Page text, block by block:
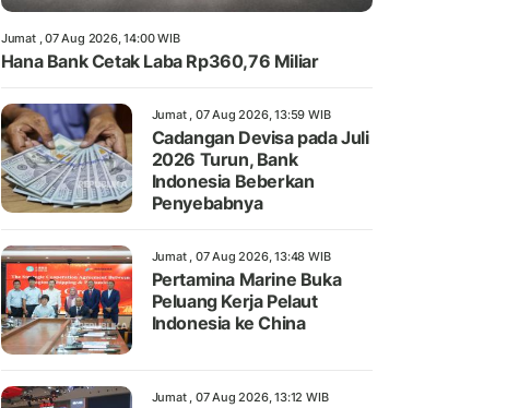
Jumat , 07 Aug 2026, 14:00 WIB
Hana Bank Cetak Laba Rp360,76 Miliar
Jumat , 07 Aug 2026, 13:59 WIB
Cadangan Devisa pada Juli
2026 Turun, Bank
Indonesia Beberkan
Penyebabnya
Jumat , 07 Aug 2026, 13:48 WIB
Pertamina Marine Buka
Peluang Kerja Pelaut
Indonesia ke China
Jumat , 07 Aug 2026, 13:12 WIB